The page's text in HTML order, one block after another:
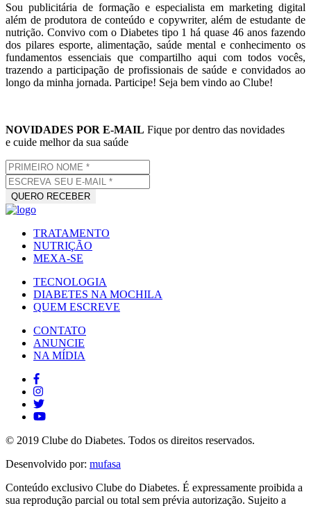
Sou publicitária de formação e especialista em marketing digital
além de produtora de conteúdo e copywriter, além de estudante de
nutrição. Convivo com o Diabetes tipo 1 há quase 46 anos fazendo
dos pilares esporte, alimentação, saúde mental e conhecimento os
fundamentos essenciais que compartilho aqui com todos vocês,
trazendo a participação de profissionais de saúde e convidados ao
longo da minha jornada. Participe! Seja bem vindo ao Clube!
NOVIDADES POR E-MAIL Fique por dentro das novidades
e cuide melhor da sua saúde
TRATAMENTO
NUTRIÇÃO
MEXA-SE
TECNOLOGIA
DIABETES NA MOCHILA
QUEM ESCREVE
CONTATO
ANUNCIE
NA MÍDIA
© 2019 Clube do Diabetes. Todos os direitos reservados.
Desenvolvido por: mufasa
Conteúdo exclusivo Clube do Diabetes. É expressamente proibida a
sua reprodução parcial ou total sem prévia autorização. Sujeito a